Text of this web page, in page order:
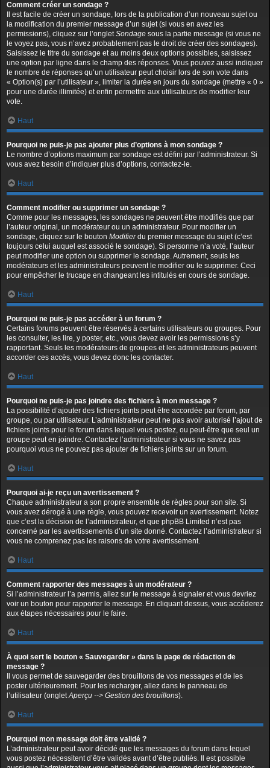
Comment créer un sondage ?
Il est facile de créer un sondage, lors de la publication d’un nouveau sujet ou
la modification du premier message d’un sujet (si vous en avez les
permissions), cliquez sur l’ongletSondage sous la partie message (si vous ne
le voyez pas, vous n’avez probablement pas le droit de créer des sondages).
Saisissez le titre du sondage et au moins deux options possibles, saisissez
une option par ligne dans le champ des réponses. Vous pouvez aussi indiquer
le nombre de réponses qu’un utilisateur peut choisir lors de son vote dans
« Option(s) par l’utilisateur », limiter la durée en jours du sondage (mettre « 0 »
pour une durée illimitée) et enfin permettre aux utilisateurs de modifier leur
vote.
Haut
Pourquoi ne puis-je pas ajouter plus d’options à mon sondage ?
Le nombre d’options maximum par sondage est défini par l’administrateur. Si
vous avez besoin d’indiquer plus d’options, contactez-le.
Haut
Comment modifier ou supprimer un sondage ?
Comme pour les messages, les sondages ne peuvent être modifiés que par
l’auteur original, un modérateur ou un administrateur. Pour modifier un
sondage, cliquez sur le bouton Modifierdu premier message du sujet (c’est
toujours celui auquel est associé le sondage). Si personne n’a voté, l’auteur
peut modifier une option ou supprimer le sondage. Autrement, seuls les
modérateurs et les administrateurs peuvent le modifier ou le supprimer. Ceci
pour empêcher le trucage en changeant les intitulés en cours de sondage.
Haut
Pourquoi ne puis-je pas accéder à un forum ?
Certains forums peuvent être réservés à certains utilisateurs ou groupes. Pour
les consulter, les lire, y poster, etc., vous devez avoir les permissions s’y
rapportant. Seuls les modérateurs de groupes et les administrateurs peuvent
accorder ces accès, vous devez donc les contacter.
Haut
Pourquoi ne puis-je pas joindre des fichiers à mon message ?
La possibilité d’ajouter des fichiers joints peut être accordée par forum, par
groupe, ou par utilisateur. L’administrateur peut ne pas avoir autorisé l’ajout de
fichiers joints pour le forum dans lequel vous postez, ou peut-être que seul un
groupe peut en joindre. Contactez l’administrateur si vous ne savez pas
pourquoi vous ne pouvez pas ajouter de fichiers joints sur un forum.
Haut
Pourquoi ai-je reçu un avertissement ?
Chaque administrateur a son propre ensemble de règles pour son site. Si
vous avez dérogé à une règle, vous pouvez recevoir un avertissement. Notez
que c’est la décision de l’administrateur, et que phpBB Limited n’est pas
concerné par les avertissements d’un site donné. Contactez l’administrateur si
vous ne comprenez pas les raisons de votre avertissement.
Haut
Comment rapporter des messages à un modérateur ?
Si l’administrateur l’a permis, allez sur le message à signaler et vous devriez
voir un bouton pour rapporter le message. En cliquant dessus, vous accéderez
aux étapes nécessaires pour le faire.
Haut
À quoi sert le bouton « Sauvegarder » dans la page de rédaction de
message ?
Il vous permet de sauvegarder des brouillons de vos messages et de les
poster ultérieurement. Pour les recharger, allez dans le panneau de
l’utilisateur (ongletAperçu --> Gestion des brouillons).
Haut
Pourquoi mon message doit être validé ?
L’administrateur peut avoir décidé que les messages du forum dans lequel
vous postez nécessitent d’être validés avant d’être publiés. Il est possible